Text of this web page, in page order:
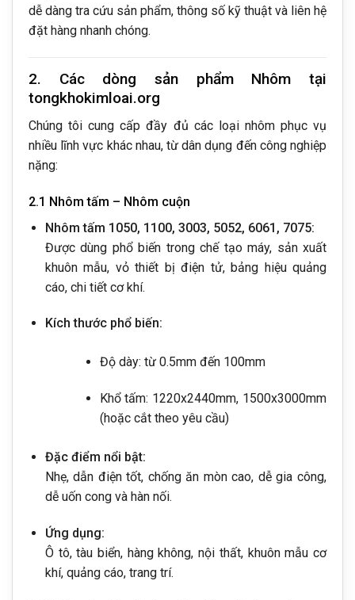
dễ dàng tra cứu sản phẩm, thông số kỹ thuật và liên hệ
đặt hàng nhanh chóng.
2. Các dòng sản phẩm Nhôm tại
tongkhokimloai.org
Chúng tôi cung cấp đầy đủ các loại nhôm phục vụ
nhiều lĩnh vực khác nhau, từ dân dụng đến công nghiệp
nặng:
2.1 Nhôm tấm – Nhôm cuộn
Nhôm tấm 1050, 1100, 3003, 5052, 6061, 7075:
Được dùng phổ biến trong chế tạo máy, sản xuất
khuôn mẫu, vỏ thiết bị điện tử, bảng hiệu quảng
cáo, chi tiết cơ khí.
Kích thước phổ biến:
Độ dày: từ 0.5mm đến 100mm
Khổ tấm: 1220x2440mm, 1500x3000mm
(hoặc cắt theo yêu cầu)
Đặc điểm nổi bật:
Nhẹ, dẫn điện tốt, chống ăn mòn cao, dễ gia công,
dễ uốn cong và hàn nối.
Ứng dụng:
Ô tô, tàu biển, hàng không, nội thất, khuôn mẫu cơ
khí, quảng cáo, trang trí.